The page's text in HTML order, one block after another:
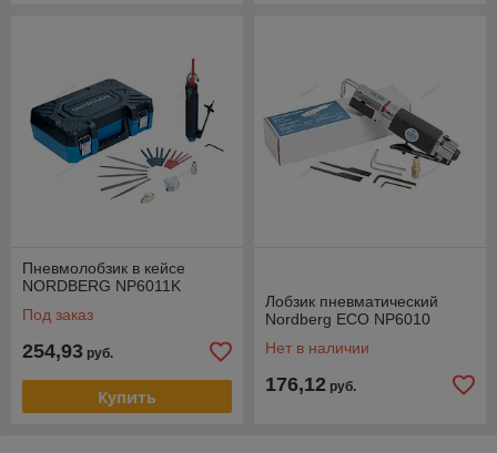
Пневмолобзик в кейсе
NORDBERG NP6011K
Под заказ
254,93 руб.
Купить
Лобзик пневматический
Nordberg ECO NP6010
Нет в наличии
176,12 руб.